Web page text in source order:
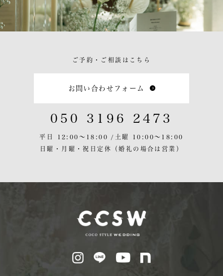
ご予約・ご相談はこちら
お問い合わせフォーム
050 3196 2473
平日 12:00〜18:00 / 土曜 10:00〜18:00
日曜・月曜・祝日定休
（婚礼の場合は営業）